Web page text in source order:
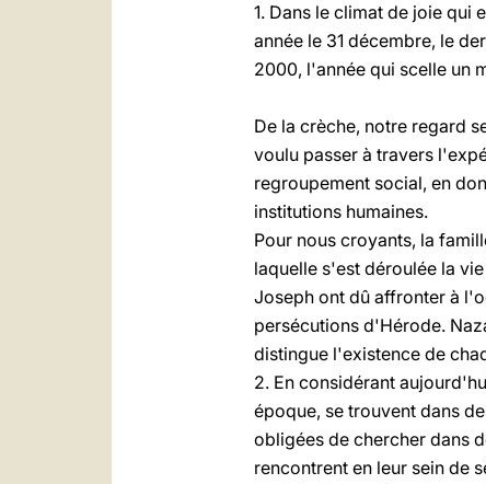
1. Dans le climat de joie qui
année le 31 décembre, le
2000, l'année qui scelle un
De la crèche, notre regard
voulu passer à travers
regroupement social, en
institutions humaines.
Pour nous croyants, la
laquelle s'est déroulée la
Joseph ont dû affronter à
persécutions d'Hérode.
distingue l'existence de
2. En considérant
époque, se trouvent dans
obligées de chercher dans
rencontrent en leur sein de